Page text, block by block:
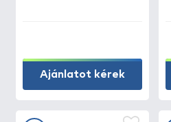
Ajánlatot kérek